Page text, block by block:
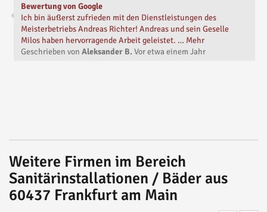
Bewertung von Google
Ich bin äußerst zufrieden mit den Dienstleistungen des
Meisterbetriebs Andreas Richter! Andreas und sein Geselle
Milos haben hervorragende Arbeit geleistet. … Mehr
Geschrieben von Aleksander B. Voretwa einem Jahr
Weitere Firmen im Bereich
Sanitärinstallationen / Bäder aus
60437 Frankfurt am Main